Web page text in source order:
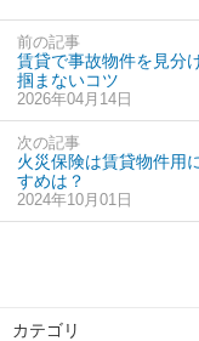
前の記事
賃貸で事故物件を見分
掴まないコツ
2026年04月14日
次の記事
火災保険は賃貸物件用
すめは？
2024年10月01日
カテゴリ